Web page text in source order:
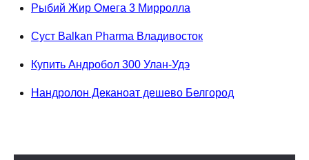
Рыбий Жир Омега 3 Мирролла
Суст Balkan Pharma Владивосток
Купить Андробол 300 Улан-Удэ
Нандролон Деканоат дешево Белгород